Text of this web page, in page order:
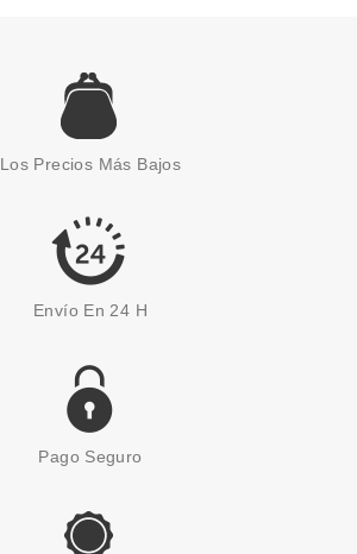
Los Precios Más Bajos
Envío En 24 H
Pago Seguro